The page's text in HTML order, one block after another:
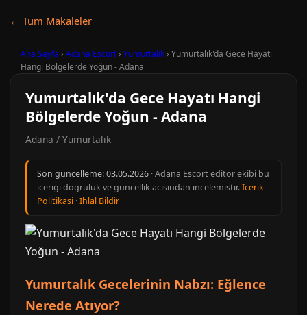
← Tum Makaleler
Ana Sayfa › Adana Escort› Yumurtalık› Yumurtalık'da Gece Hayatı
Hangi Bölgelerde Yoğun - Adana
Yumurtalık'da Gece Hayatı Hangi
Bölgelerde Yoğun - Adana
Adana / Yumurtalık
Son guncelleme:03.05.2026 · Adana Escort editor ekibi bu
icerigi dogruluk ve guncellik acisindan incelemistir.Icerik
Politikasi ·Ihlal Bildir
Yumurtalık Gecelerinin Nabzı: Eğlence
Nerede Atıyor?